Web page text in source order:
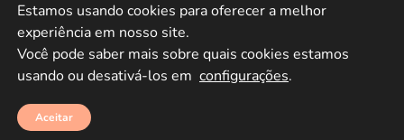
Estamos usando cookies para oferecer a melhor
experiência em nosso site.
Você pode saber mais sobre quais cookies estamos
usando ou desativá-los em configurações.
Aceitar